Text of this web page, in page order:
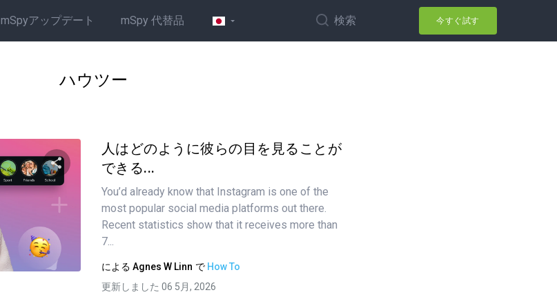
mSpyアップデート mSpy 代替品 検索 今すぐ試す
ハウツー
この記事を共有する
ツイッター
人はどのように彼らの目を見ることが
できる...
You’d already know that Instagram is one of the
most popular social media platforms out there.
Recent statistics show that it receives more than
7...
による Agnes W Linn で How To
更新しました 06 5月, 2026